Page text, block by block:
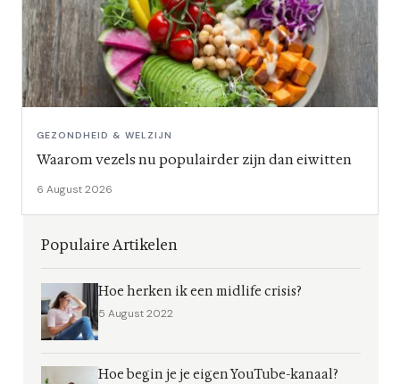
GEZONDHEID & WELZIJN
Waarom vezels nu populairder zijn dan eiwitten
6 August 2026
Populaire Artikelen
Hoe herken ik een midlife crisis?
5 August 2022
Hoe begin je je eigen YouTube-kanaal?